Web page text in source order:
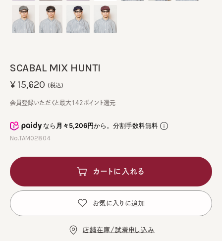
SCABAL MIX HUNTI
なら月々5,206円から。分割手数料無料
No.TAM02804
¥15,620 (税込)
会員登録いただくと最大142ポイント還元
カートに入れる
お気に入りに追加
店舗在庫/試着申し込み